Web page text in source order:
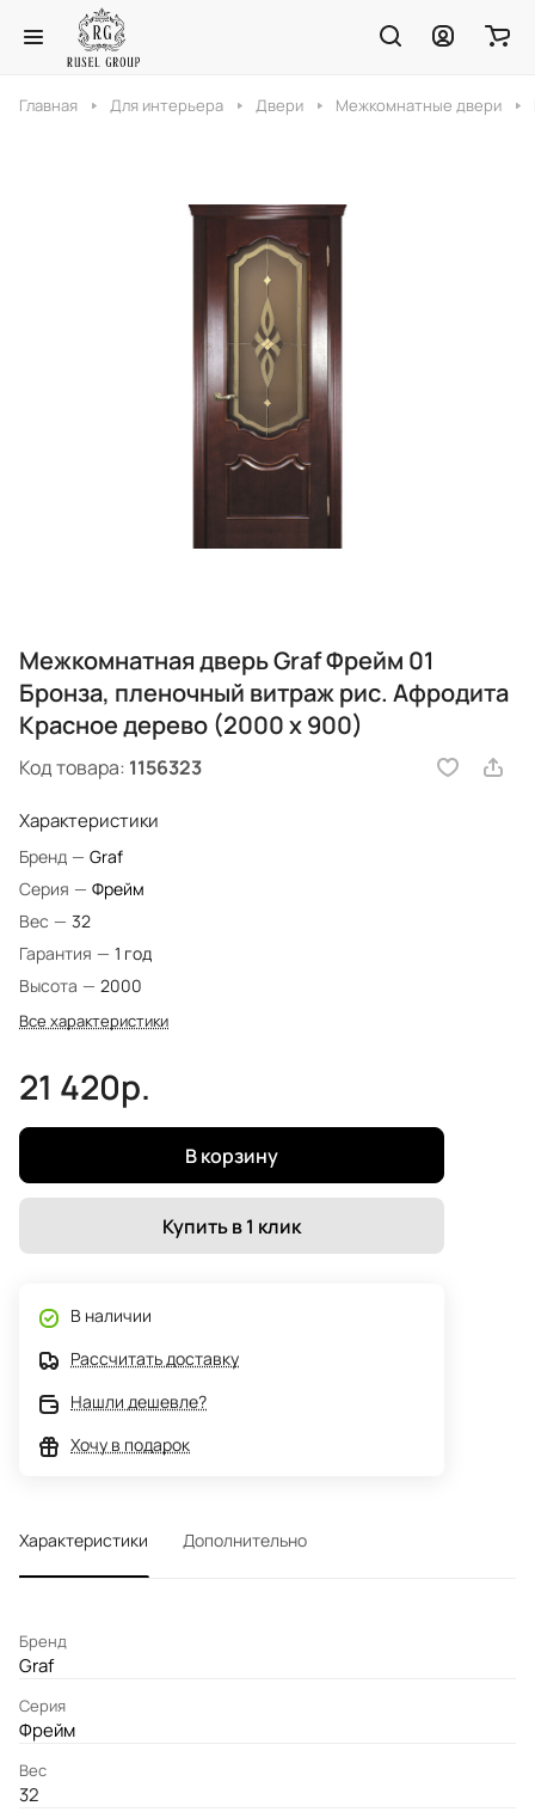
Главная Для интерьера Двери Межкомнатные двери
Межкомнатная дверь Graf Фрейм 01
Бронза, пленочный витраж рис. Афродита
Красное дерево (2000 х 900)
Код товара: 1156323
Характеристики
Бренд — Graf
Серия — Фрейм
Вес — 32
Гарантия — 1 год
Высота — 2000
Все характеристики
21 420р.
В корзину
Купить в 1 клик
В наличии
Рассчитать доставку
Нашли дешевле?
Хочу в подарок
Характеристики Дополнительно
Бренд
Graf
Серия
Фрейм
Вес
32